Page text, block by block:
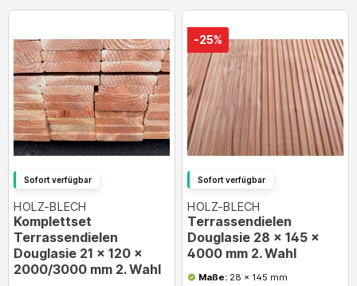
Sofort verfügbar
HOLZ-BLECH
Komplettset
Terrassendielen
Douglasie 21 x 120 x
2000/3000 mm 2. Wahl
-25%
Sofort verfügbar
HOLZ-BLECH
Terrassendielen
Douglasie 28 x 145 x
4000 mm 2. Wahl
Maße:28 x 145 mm